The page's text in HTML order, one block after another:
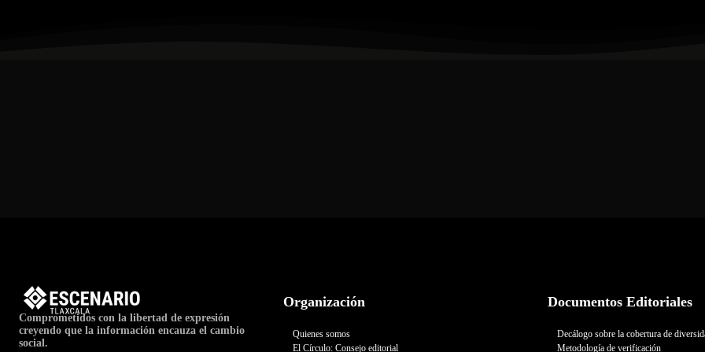
Comprometidos con la libertad de expresión
creyendo que la información encauza el cambio
social.
Organización
Quienes somos
El Círculo: Consejo editorial
Documentos Editoriales
Decálogo sobre la cobertura de
Metodología de verificación